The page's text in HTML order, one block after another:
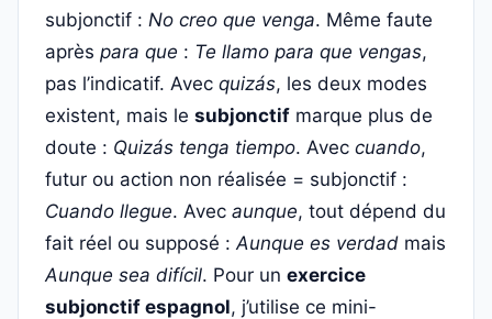
subjonctif : No creo que venga. Même faute
après para que : Te llamo para que vengas,
pas l’indicatif. Avec quizás, les deux modes
existent, mais le subjonctif marque plus de
doute : Quizás tenga tiempo. Avec cuando,
futur ou action non réalisée = subjonctif :
Cuando llegue. Avec aunque, tout dépend du
fait réel ou supposé :Aunque es verdad mais
Aunque sea difícil. Pour un exercice
subjonctif espagnol, j’utilise ce mini-